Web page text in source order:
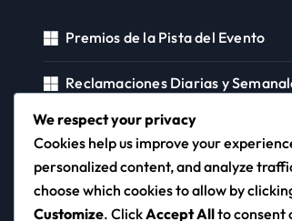
Premios de la Pista del Evento
Reclamaciones Diarias y
Recompensas del Pase del Alcalde
We respect your privacy
Cookies help us improve your
personalized content, and analyze
choose which cookies to allow by
Customize. ClickAccept Allto consent